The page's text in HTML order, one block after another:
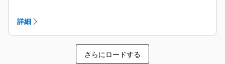
コントロールパネル表示ウィンドウ
スタブアップエリアは防鼠仕様
詳細
さらにロードする